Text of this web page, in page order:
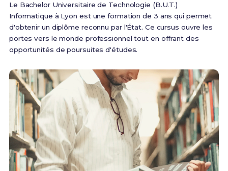
Le Bachelor Universitaire de Technologie (B.U.T.)
Informatique à Lyon est une formation de 3 ans qui permet
d'obtenir un diplôme reconnu par l'État. Ce cursus ouvre les
portes vers le monde professionnel tout en offrant des
opportunités de poursuites d'études.